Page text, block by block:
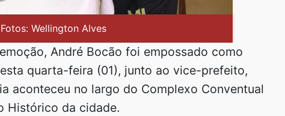
Fotos: Wellington Alves
André Bocão foi empossado como
quarta-feira (01), junto ao vice-prefeito,
aconteceu no largo do Complexo Conventual
Histórico da cidade.